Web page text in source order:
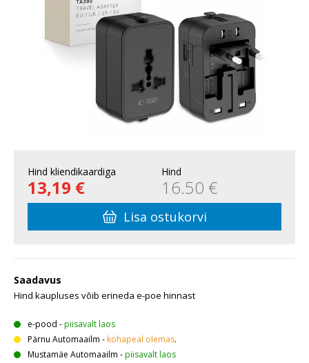
Hind kliendikaardiga
13,19 €
Hind
16.50 €
Lisa ostukorvi
Saadavus
Hind kaupluses võib erineda e-poe hinnast
e-pood -piisavalt laos
Pärnu Automaailm - kohapeal olemas.
Mustamäe Automaailm -piisavalt laos